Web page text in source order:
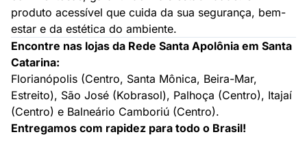
produto acessível que cuida da sua segurança, bem-
estar e da estética do ambiente.
Encontre nas lojas da Rede Santa Apolônia em Santa
Catarina:
Florianópolis (Centro, Santa Mônica, Beira-Mar,
Estreito), São José (Kobrasol), Palhoça (Centro), Itajaí
(Centro) e Balneário Camboriú (Centro).
Entregamos com rapidez para todo o Brasil!